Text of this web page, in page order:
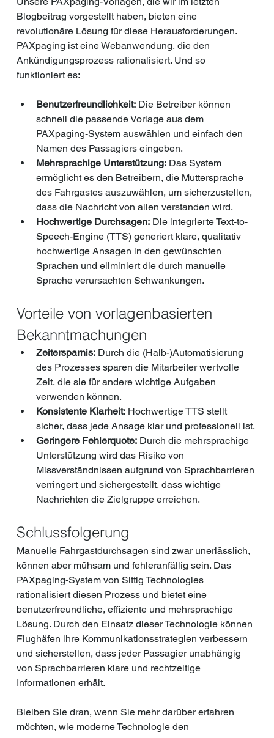
Blogbeitrag vorgestellt haben, bieten eine
revolutionäre Lösung für diese Herausforderungen.
PAXpaging ist eine Webanwendung, die den
Ankündigungsprozess rationalisiert. Und so
funktioniert es:
Benutzerfreundlichkeit: Die Betreiber können
schnell die passende Vorlage aus dem
PAXpaging-System auswählen und einfach den
Namen des Passagiers eingeben.
Mehrsprachige Unterstützung: Das System
ermöglicht es den Betreibern, die Muttersprache
des Fahrgastes auszuwählen, um sicherzustellen,
dass die Nachricht von allen verstanden wird.
Hochwertige Durchsagen: Die integrierte Text-to-
Speech-Engine (TTS) generiert klare, qualitativ
hochwertige Ansagen in den gewünschten
Sprachen und eliminiert die durch manuelle
Sprache verursachten Schwankungen.
Vorteile von vorlagenbasierten
Bekanntmachungen
Zeitersparnis: Durch die (Halb-)Automatisierung
des Prozesses sparen die Mitarbeiter wertvolle
Zeit, die sie für andere wichtige Aufgaben
verwenden können.
Konsistente Klarheit: Hochwertige TTS stellt
sicher, dass jede Ansage klar und professionell ist.
Geringere Fehlerquote: Durch die mehrsprachige
Unterstützung wird das Risiko von
Missverständnissen aufgrund von Sprachbarrieren
verringert und sichergestellt, dass wichtige
Nachrichten die Zielgruppe erreichen.
Schlussfolgerung
Manuelle Fahrgastdurchsagen sind zwar unerlässlich,
können aber mühsam und fehleranfällig sein. Das
PAXpaging-System von Sittig Technologies
rationalisiert diesen Prozess und bietet eine
benutzerfreundliche, effiziente und mehrsprachige
Lösung. Durch den Einsatz dieser Technologie können
Flughäfen ihre Kommunikationsstrategien verbessern
und sicherstellen, dass jeder Passagier unabhängig
von Sprachbarrieren klare und rechtzeitige
Informationen erhält.
Bleiben Sie dran, wenn Sie mehr darüber erfahren
möchten, wie moderne Technologie den